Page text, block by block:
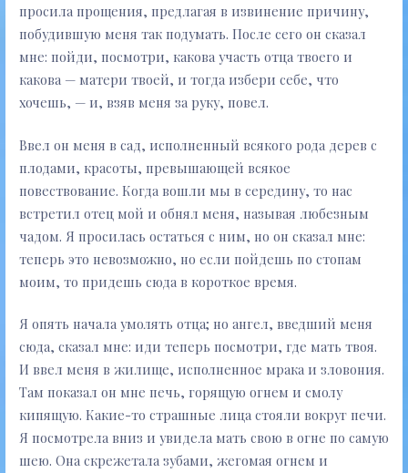
просила прощения, предлагая в извинение причину,
побудившую меня так подумать. После сего он сказал
мне: пойди, посмотри, какова участь отца твоего и
какова — матери твоей, и тогда избери себе, что
хочешь, — и, взяв меня за руку, повел.
Ввел он меня в сад, исполненный всякого рода дерев с
плодами, красоты, превышающей всякое
повествование. Когда вошли мы в середину, то нас
встретил отец мой и обнял меня, называя любезным
чадом. Я просилась остаться с ним, но он сказал мне:
теперь это невозможно, но если пойдешь по стопам
моим, то придешь сюда в короткое время.
Я опять начала умолять отца; но ангел, введший меня
сюда, сказал мне: иди теперь посмотри, где мать твоя.
И ввел меня в жилище, исполненное мрака и зловония.
Там показал он мне печь, горящую огнем и смолу
кипящую. Какие-то страшные лица стояли вокруг печи.
Я посмотрела вниз и увидела мать свою в огне по самую
шею. Она скрежетала зубами, жегомая огнем и